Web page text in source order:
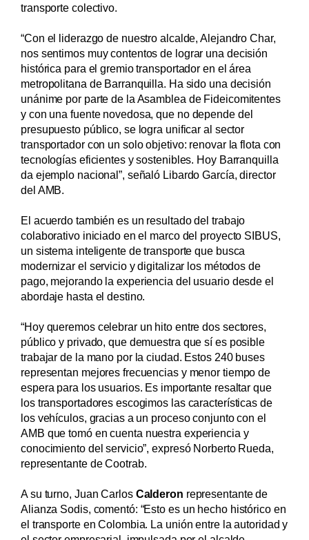
transporte colectivo.
“Con el liderazgo de nuestro alcalde, Alejandro Char,
nos sentimos muy contentos de lograr una decisión
histórica para el gremio transportador en el área
metropolitana de Barranquilla. Ha sido una decisión
unánime por parte de la Asamblea de Fideicomitentes
y con una fuente novedosa, que no depende del
presupuesto público, se logra unificar al sector
transportador con un solo objetivo: renovar la flota con
tecnologías eficientes y sostenibles. Hoy Barranquilla
da ejemplo nacional”, señaló Libardo García, director
del AMB.
El acuerdo también es un resultado del trabajo
colaborativo iniciado en el marco del proyecto SIBUS,
un sistema inteligente de transporte que busca
modernizar el servicio y digitalizar los métodos de
pago, mejorando la experiencia del usuario desde el
abordaje hasta el destino.
“Hoy queremos celebrar un hito entre dos sectores,
público y privado, que demuestra que sí es posible
trabajar de la mano por la ciudad. Estos 240 buses
representan mejores frecuencias y menor tiempo de
espera para los usuarios. Es importante resaltar que
los transportadores escogimos las características de
los vehículos, gracias a un proceso conjunto con el
AMB que tomó en cuenta nuestra experiencia y
conocimiento del servicio”, expresó Norberto Rueda,
representante de Cootrab.
A su turno, Juan Carlos Calderon representante de
Alianza Sodis, comentó: “Esto es un hecho histórico en
el transporte en Colombia. La unión entre la autoridad y